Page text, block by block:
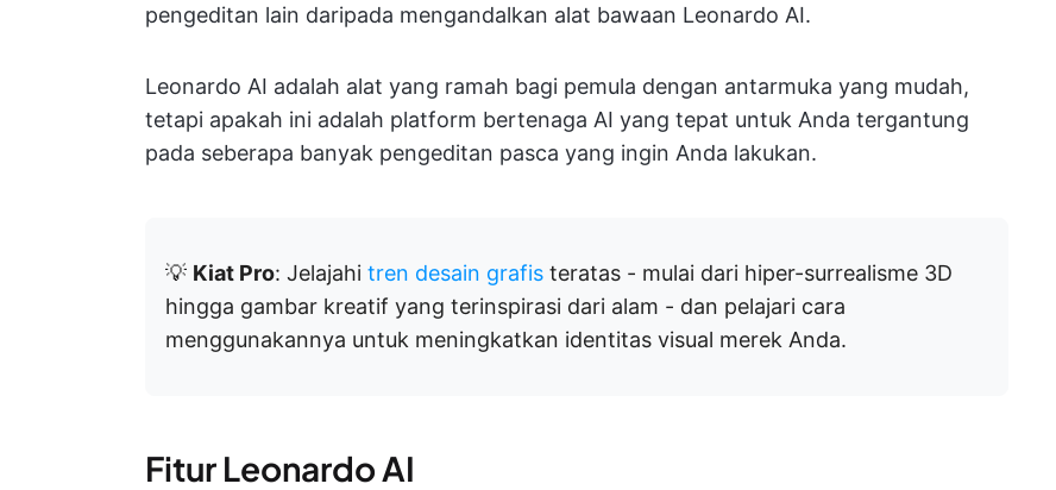
pengeditan lain daripada mengandalkan alat bawaan Leonardo AI.
Leonardo AI adalah alat yang ramah bagi pemula dengan antarmuka yang mudah,
tetapi apakah ini adalah platform bertenaga AI yang tepat untuk Anda tergantung
pada seberapa banyak pengeditan pasca yang ingin Anda lakukan.
💡 Kiat Pro: Jelajahi tren desain grafis teratas - mulai dari hiper-surrealisme 3D
hingga gambar kreatif yang terinspirasi dari alam - dan pelajari cara
menggunakannya untuk meningkatkan identitas visual merek Anda.
Fitur Leonardo AI